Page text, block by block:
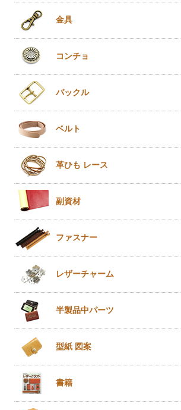
金具
コンチョ
バックル
ベルト
革ひも レース
副資材
ファスナー
レザーチャーム
半製品中パーツ
型紙 図案
書籍